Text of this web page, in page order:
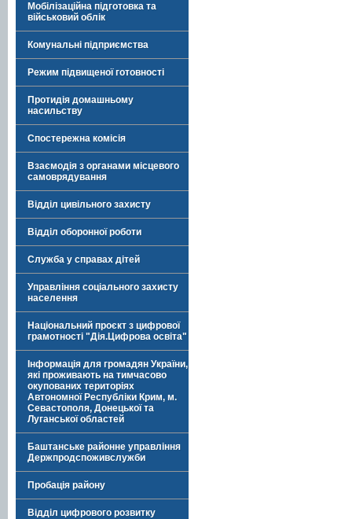
Мобілізаційна підготовка та
військовий облік
Комунальні підприємства
Режим підвищеної готовності
Протидія домашньому
насильству
Спостережна комісія
Взаємодія з органами місцевого
самоврядування
Відділ цивільного захисту
Відділ оборонної роботи
Служба у справах дітей
Управління соціального захисту
населення
Національний проєкт з цифрової
грамотності "Дія.Цифрова освіта"
Інформація для громадян України,
які проживають на тимчасово
окупованих територіях
Автономної Республіки Крим, м.
Севастополя, Донецької та
Луганської областей
Баштанське районне управління
Держпродспоживслужби
Пробація району
Відділ цифрового розвитку